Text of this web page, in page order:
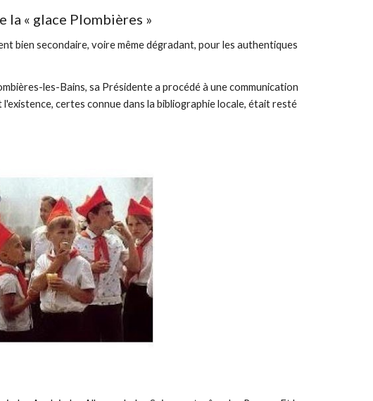
la « glace Plombières »
bien secondaire, voire même dégradant, pour les authentiques
les-Bains, sa Présidente a procédé à une communication
certes connue dans la bibliographie locale, était resté